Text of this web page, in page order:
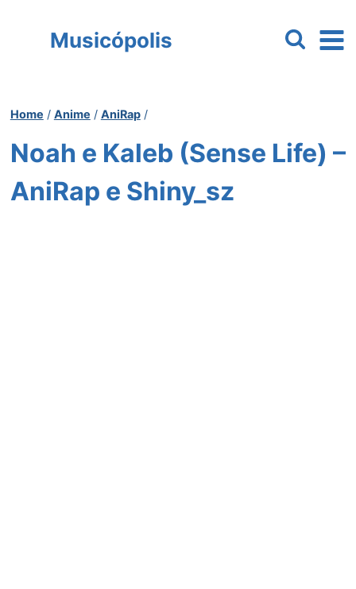
Musicópolis
Home / Anime / AniRap /
Noah e Kaleb (Sense Life) –
AniRap e Shiny_sz